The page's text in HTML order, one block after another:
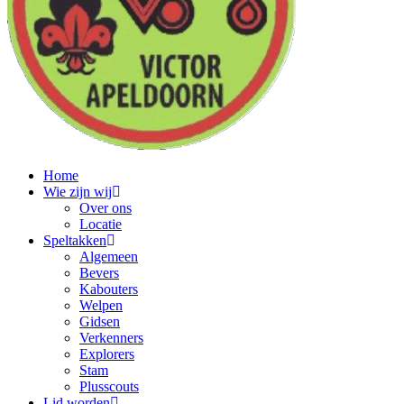
Home
Wie zijn wij
Over ons
Locatie
Speltakken
Algemeen
Bevers
Kabouters
Welpen
Gidsen
Verkenners
Explorers
Stam
Plusscouts